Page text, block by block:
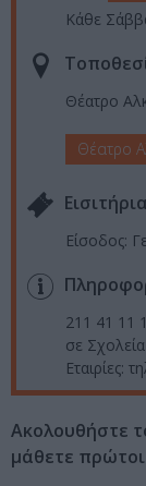
Κάθε
Θέατρο
Θέατρο
Είσοδος:
211 41 11
σε
Εταιρίες:
Ακολουθήστε
μάθετε πρώτοι